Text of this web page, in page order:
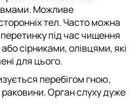
Можливе
тел. Часто можна
під час чищення
сірниками, олівцями, які
для цього.
перебігом гною,
Орган слуху дуже